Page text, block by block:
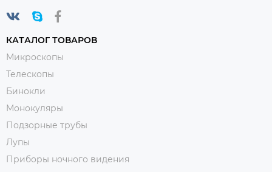
КАТАЛОГ ТОВАРОВ
Микроскопы
Телескопы
Бинокли
Монокуляры
Подзорные трубы
Лупы
Приборы ночного видения